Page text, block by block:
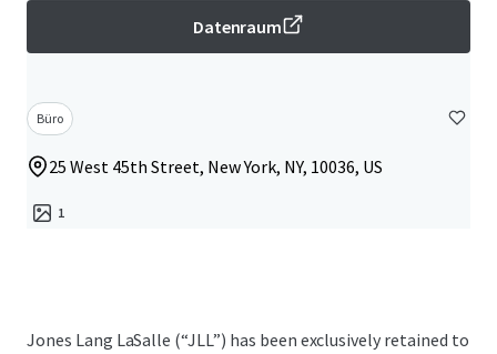
Datenraum
Büro
25 West 45th Street, New York, NY, 10036, US
1
Jones Lang LaSalle (“JLL”) has been exclusively retained to